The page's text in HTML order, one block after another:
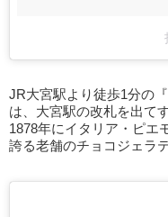
JR大宮駅より徒歩1分の
は、大宮駅の改札を出て
1878年にイタリア・ピエ
誇る老舗のチョコジェラ